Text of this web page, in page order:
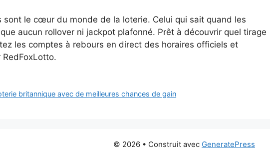
sont le cœur du monde de la loterie. Celui qui sait quand les
aucun rollover ni jackpot plafonné. Prêt à découvrir quel tirage
les comptes à rebours en direct des horaires officiels et
RedFoxLotto.
britannique avec de meilleures chances de gain
© 2026 • Construit avec GeneratePress